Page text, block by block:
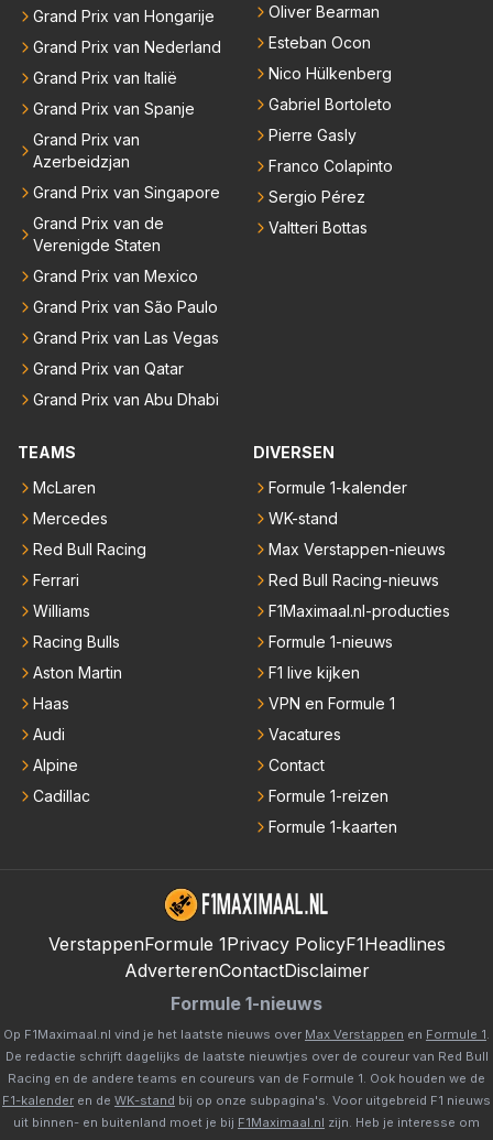
Grand Prix van Hongarije
Grand Prix van Nederland
Grand Prix van Italië
Grand Prix van Spanje
Grand Prix van
Azerbeidzjan
Grand Prix van Singapore
Grand Prix van de
Verenigde Staten
Grand Prix van Mexico
Grand Prix van São Paulo
Grand Prix van Las Vegas
Grand Prix van Qatar
Grand Prix van Abu Dhabi
Oliver Bearman
Esteban Ocon
Nico Hülkenberg
Gabriel Bortoleto
Pierre Gasly
Franco Colapinto
Sergio Pérez
Valtteri Bottas
TEAMS
McLaren
Mercedes
Red Bull Racing
Ferrari
Williams
Racing Bulls
Aston Martin
Haas
Audi
Alpine
Cadillac
DIVERSEN
Formule 1-kalender
WK-stand
Max Verstappen-nieuws
Red Bull Racing-nieuws
F1Maximaal.nl-producties
Formule 1-nieuws
F1 live kijken
VPN en Formule 1
Vacatures
Contact
Formule 1-reizen
Formule 1-kaarten
VerstappenFormule 1Privacy PolicyF1Headlines
AdverterenContactDisclaimer
Formule 1-nieuws
Op F1Maximaal.nl vind je het laatste nieuws over Max Verstappen en Formule 1
De redactie schrijft dagelijks de laatste nieuwtjes over de coureur van Red Bull
Racing en de andere teams en coureurs van de Formule 1. Ook houden we de
F1-kalender en de WK-stand bij op onze subpagina's. Voor uitgebreid F1 nieuws
uit binnen- en buitenland moet je bij F1Maximaal.nl zijn. Heb je interesse om